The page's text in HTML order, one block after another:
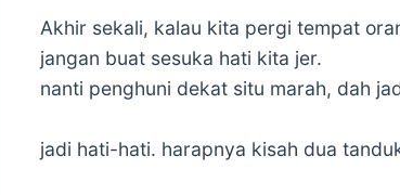
Akhir sekali, kalau kita pergi tempat
jangan buat sesuka hati kita jer.
nanti penghuni dekat situ marah, dah
jadi hati-hati. harapnya kisah dua